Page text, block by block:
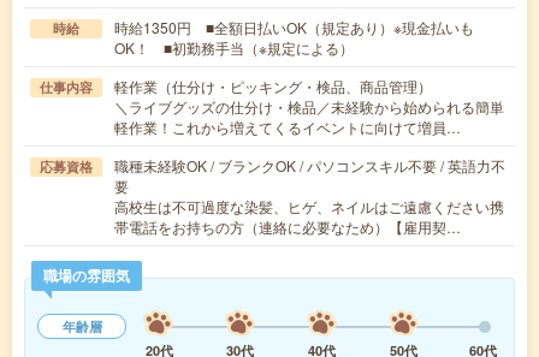
時給
時給1350円 ■全額日払いOK（規定あり）※現金払いも
OK！ ■初勤務手当（※規定による）
仕事内容
軽作業（仕分け・ピッキング・検品、商品管理）
＼ライブグッズの仕分け・検品／未経験から始められる簡単
軽作業！これから増えてくるイベントに向けて増員…
応募資格
職種未経験OK / ブランクOK / パソコンスキル不要 / 英語力不
要
高校生は不可過度な染髪、ヒゲ、ネイルはご遠慮ください携
帯電話をお持ちの方（連絡に必要なため）【雇用契…
職場の雰囲気
年齢層
20代
30代 40代 50代
60代